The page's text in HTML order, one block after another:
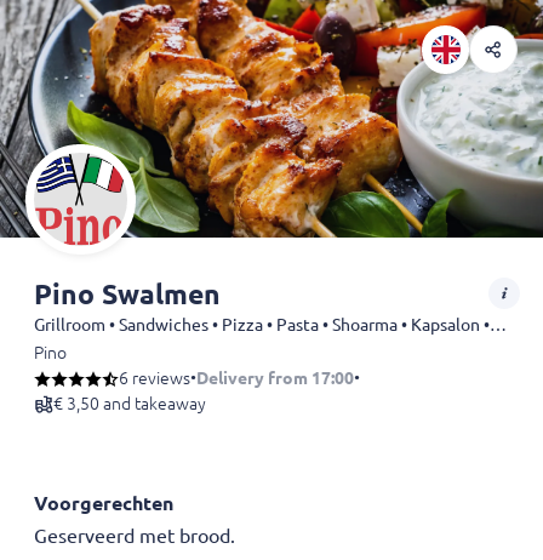
Pino Swalmen
Grillroom • Sandwiches • Pizza • Pasta • Shoarma • Kapsalon • Chicken • Snack • Döner • Dürüm • Fries • Kebab • Schotels • Drinks
Pino
6 reviews•Delivery from 17:00•
€ 3,50 and takeaway
Voorgerechten
Geserveerd met brood.